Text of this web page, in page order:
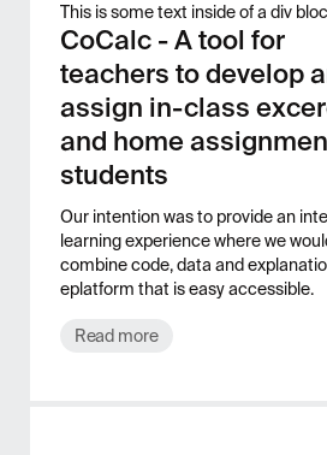
This is some text inside of a div
CoCalc - A tool for
teachers to develop
assign in-class
and home
students
Our intention was to provide an
learning experience where we
combine code, data and
eplatform that is easy accessible.
Read more